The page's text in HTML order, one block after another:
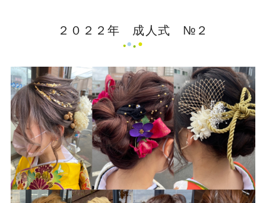
２０２２年 成人式 №２